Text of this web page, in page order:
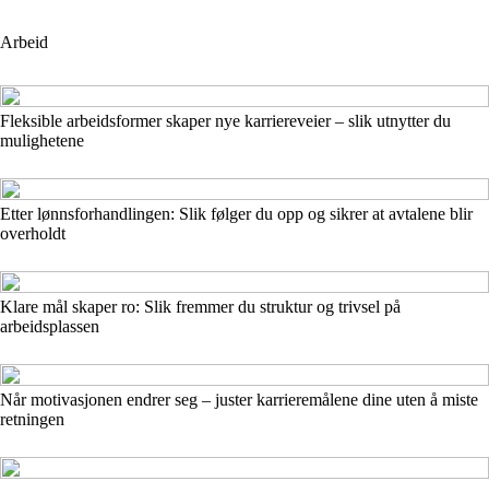
Arbeid
Fleksible arbeidsformer skaper nye karriereveier – slik utnytter du
mulighetene
Etter lønnsforhandlingen: Slik følger du opp og sikrer at avtalene blir
overholdt
Klare mål skaper ro: Slik fremmer du struktur og trivsel på
arbeidsplassen
Når motivasjonen endrer seg – juster karrieremålene dine uten å miste
retningen